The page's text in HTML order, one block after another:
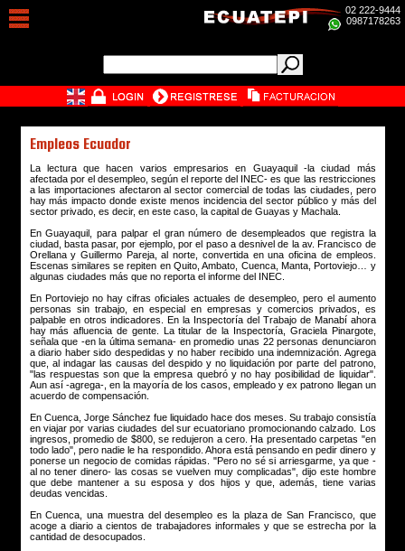
02 222-9444
0987178263
Empleos Ecuador
La lectura que hacen varios empresarios en Guayaquil -la ciudad más
afectada por el desempleo, según el reporte del INEC- es que las restricciones
a las importaciones afectaron al sector comercial de todas las ciudades, pero
hay más impacto donde existe menos incidencia del sector público y más del
sector privado, es decir, en este caso, la capital de Guayas y Machala.
En Guayaquil, para palpar el gran número de desempleados que registra la
ciudad, basta pasar, por ejemplo, por el paso a desnivel de la av. Francisco de
Orellana y Guillermo Pareja, al norte, convertida en una oficina de empleos.
Escenas similares se repiten en Quito, Ambato, Cuenca, Manta, Portoviejo… y
algunas ciudades más que no reporta el informe del INEC.
En Portoviejo no hay cifras oficiales actuales de desempleo, pero el aumento
personas sin trabajo, en especial en empresas y comercios privados, es
palpable en otros indicadores. En la Inspectoría del Trabajo de Manabí ahora
hay más afluencia de gente. La titular de la Inspectoría, Graciela Pinargote,
señala que -en la última semana- en promedio unas 22 personas denunciaron
a diario haber sido despedidas y no haber recibido una indemnización. Agrega
que, al indagar las causas del despido y no liquidación por parte del patrono,
"las respuestas son que la empresa quebró y no hay posibilidad de liquidar".
Aun así -agrega-, en la mayoría de los casos, empleado y ex patrono llegan un
acuerdo de compensación.
En Cuenca, Jorge Sánchez fue liquidado hace dos meses. Su trabajo consistía
en viajar por varias ciudades del sur ecuatoriano promocionando calzado. Los
ingresos, promedio de $800, se redujeron a cero. Ha presentado carpetas "en
todo lado", pero nadie le ha respondido. Ahora está pensando en pedir dinero y
ponerse un negocio de comidas rápidas. "Pero no sé si arriesgarme, ya que -
al no tener dinero- las cosas se vuelven muy complicadas", dijo este hombre
que debe mantener a su esposa y dos hijos y que, además, tiene varias
deudas vencidas.
En Cuenca, una muestra del desempleo es la plaza de San Francisco, que
acoge a diario a cientos de trabajadores informales y que se estrecha por la
cantidad de desocupados.